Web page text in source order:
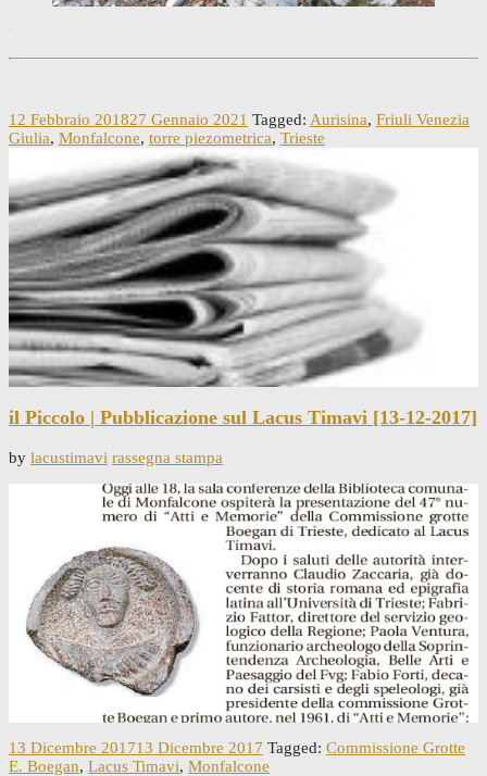
12 Febbraio 201827 Gennaio 2021 Tagged: Aurisina, Friuli Venezia
Giulia, Monfalcone, torre piezometrica, Trieste
il Piccolo | Pubblicazione sul Lacus Timavi [13-12-2017]
by lacustimavi rassegna stampa
13 Dicembre 201713 Dicembre 2017 Tagged: Commissione Grotte
E. Boegan, Lacus Timavi, Monfalcone